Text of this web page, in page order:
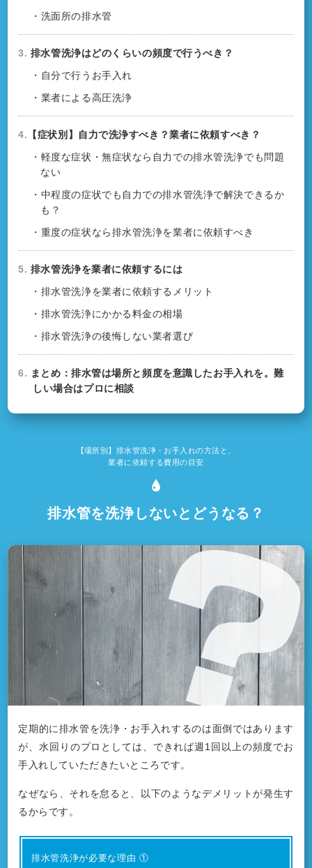
・洗面所の排水管
3. 排水管洗浄はどのくらいの頻度で行うべき？
・自分で行うお手入れ
・業者による高圧洗浄
4. 【症状別】自力で洗浄すべき？業者に依頼すべき？
・軽度な症状・無症状なら自力での排水管洗浄でも問題
ない
・中程度の症状でも自力での排水管洗浄で解決できるか
も？
・重度の症状なら排水管洗浄を業者に依頼すべき
5. 排水管洗浄を業者に依頼するには
・排水管洗浄を業者に依頼するメリット
・排水管洗浄にかかる料金の相場
・排水管洗浄の後悔しない業者選び
6. まとめ：排水管は場所と頻度を意識したお手入れを。難
しい場合はプロに相談
【場所別】排水管洗浄・お手入れの方法と、
業者に依頼する費用の目安
排水管を洗浄しないとどうなる？
定期的に排水管を洗浄・お手入れするのは面倒ではあります
が、水回りのプロとしては、できれば週1回以上の頻度でお
手入れしていただきたいところです。
なぜなら、それを怠ると、以下のようなデメリットが発生す
るからです。
排水管洗浄が必要な理由 ①